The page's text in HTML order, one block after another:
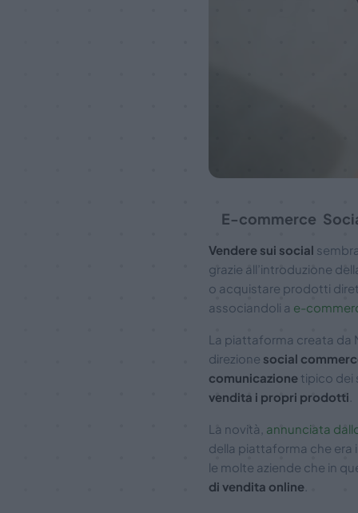
E-commerce
Vendere sui social
grazie all’introduzione
o acquistare prodotti
associandoli a e-
La piattaforma creata da
direzione social
comunicazionetipico dei
vendita i propri prodotti
La novità, annunciata
della piattaforma che era
le molte aziende che in
di vendita online.